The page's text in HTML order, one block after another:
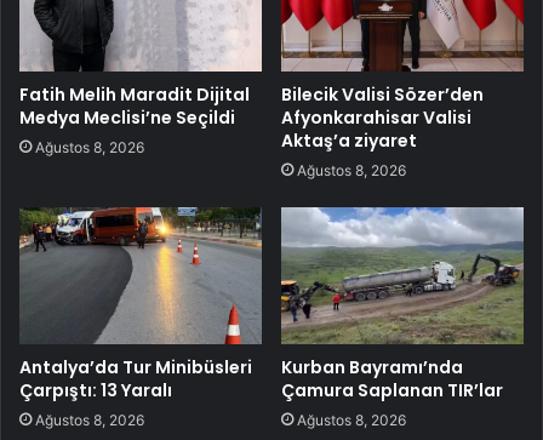
Fatih Melih Maradit Dijital
Medya Meclisi’ne Seçildi
Ağustos 8, 2026
Bilecik Valisi Sözer’den
Afyonkarahisar Valisi
Aktaş’a ziyaret
Ağustos 8, 2026
Antalya’da Tur Minibüsleri
Çarpıştı: 13 Yaralı
Ağustos 8, 2026
Kurban Bayramı’nda
Çamura Saplanan TIR’lar
Ağustos 8, 2026